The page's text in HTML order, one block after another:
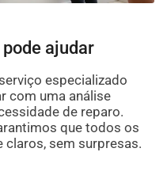
ajudar
especializado
com uma análise
de reparo.
que todos os
sem surpresas.